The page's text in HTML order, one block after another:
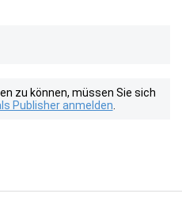
zu können, müssen Sie sich
Publisher anmelden